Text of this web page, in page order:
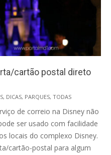
cartão postal direto
, DICAS, PARQUES, TODAS
de correio na Disney não
ser usado com facilidade
locais do complexo Disney.
cartão-postal para algum